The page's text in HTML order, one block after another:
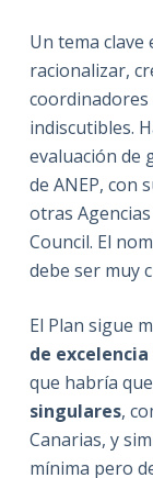
Un tema clave
racionalizar,
indiscutibles.
evaluación de
de ANEP, con
otras
Council. El
debe ser muy
El Plan sigue
de excelencia
que habría
singulares,
Canarias, y
mínima pero